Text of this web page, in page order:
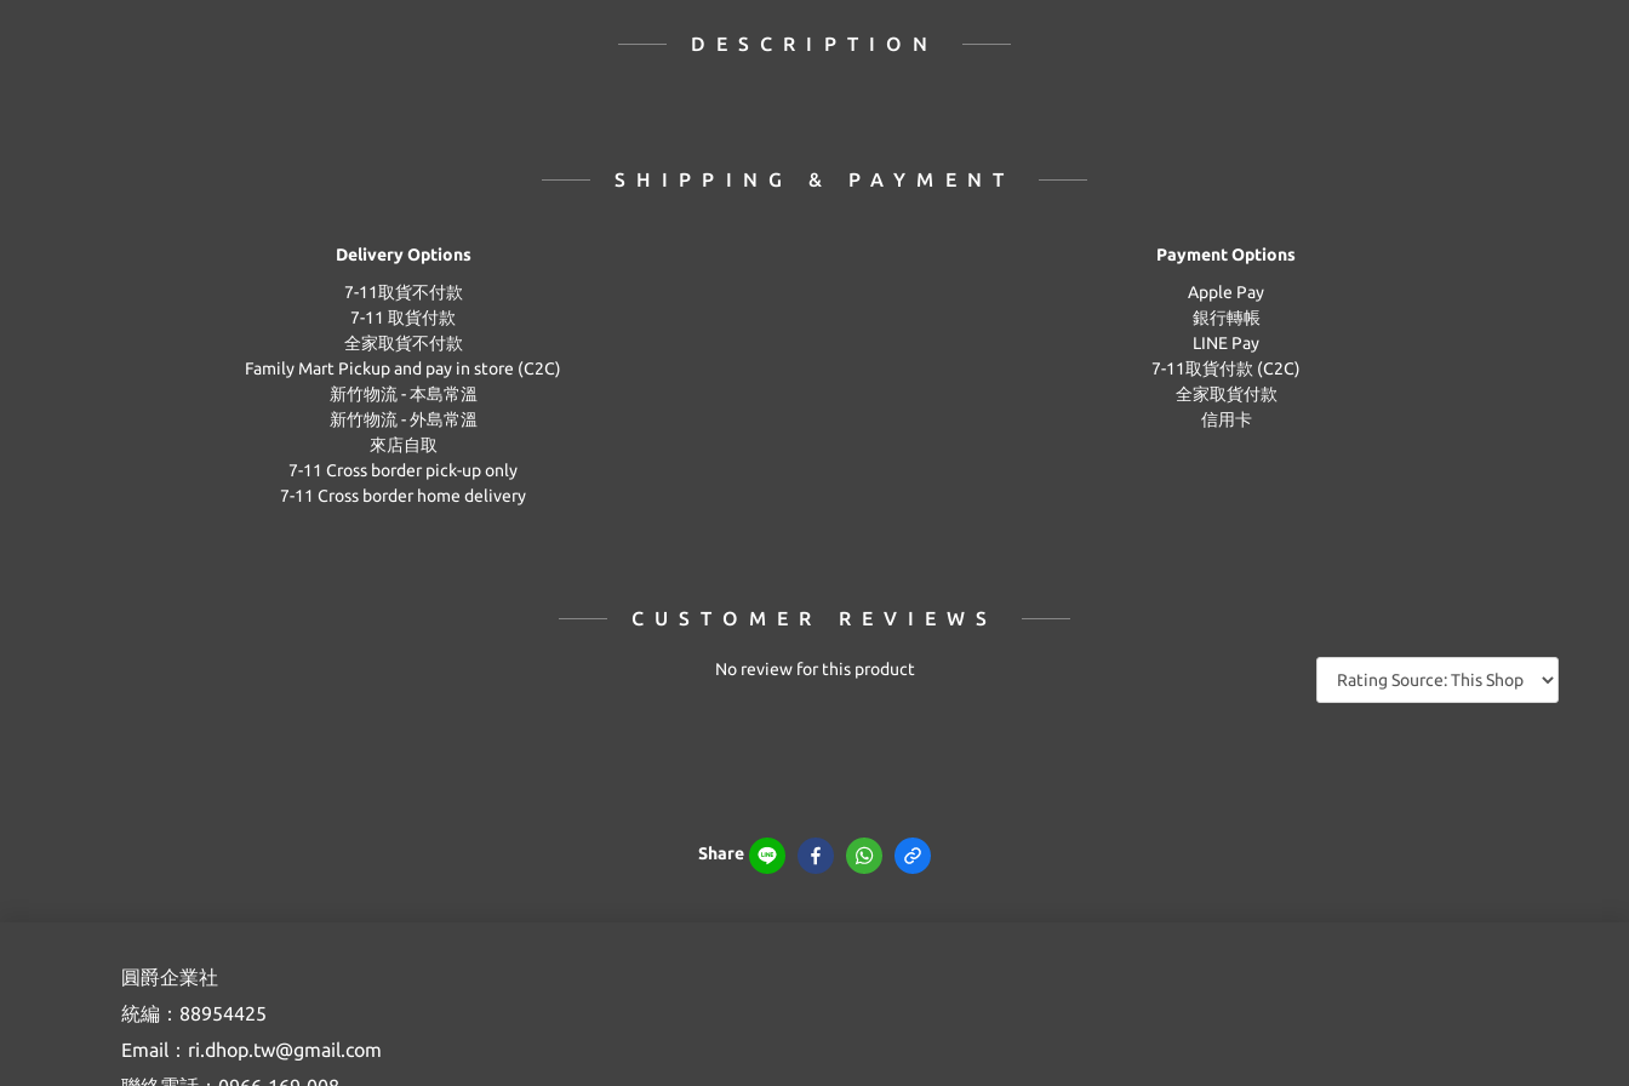
DESCRIPTION
SHIPPING & PAYMENT
Delivery Options
7-11取貨不付款
7-11 取貨付款
全家取貨不付款
Family Mart Pickup and pay in store (C2C)
新竹物流 - 本島常溫
新竹物流 - 外島常溫
來店自取
7-11 Cross border pick-up only
7-11 Cross border home delivery
Payment Options
Apple Pay
銀行轉帳
LINE Pay
7-11取貨付款 (C2C)
全家取貨付款
信用卡
CUSTOMER REVIEWS
No review for this product
Share
圓爵企業社
統編：88954425
Email：ri.dhop.tw@gmail.com